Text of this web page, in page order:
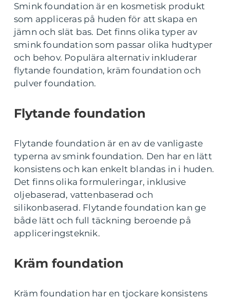
Smink foundation är en kosmetisk produkt
som appliceras på huden för att skapa en
jämn och slät bas. Det finns olika typer av
smink foundation som passar olika hudtyper
och behov. Populära alternativ inkluderar
flytande foundation, kräm foundation och
pulver foundation.
Flytande foundation
Flytande foundation är en av de vanligaste
typerna av smink foundation. Den har en lätt
konsistens och kan enkelt blandas in i huden.
Det finns olika formuleringar, inklusive
oljebaserad, vattenbaserad och
silikonbaserad. Flytande foundation kan ge
både lätt och full täckning beroende på
appliceringsteknik.
Kräm foundation
Kräm foundation har en tjockare konsistens